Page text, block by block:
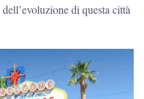
di questa città